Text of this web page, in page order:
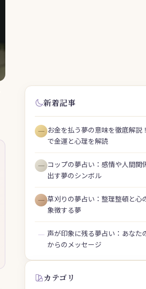
新着記事
― お金を払う夢の意味を徹底解説
で金運と心理を解読
― コップの夢占い：感情や人間関
出す夢のシンボル
― 草刈りの夢占い：整理整頓と心
象徴する夢
― 声が印象に残る夢占い：あなた
からのメッセージ
カテゴリ